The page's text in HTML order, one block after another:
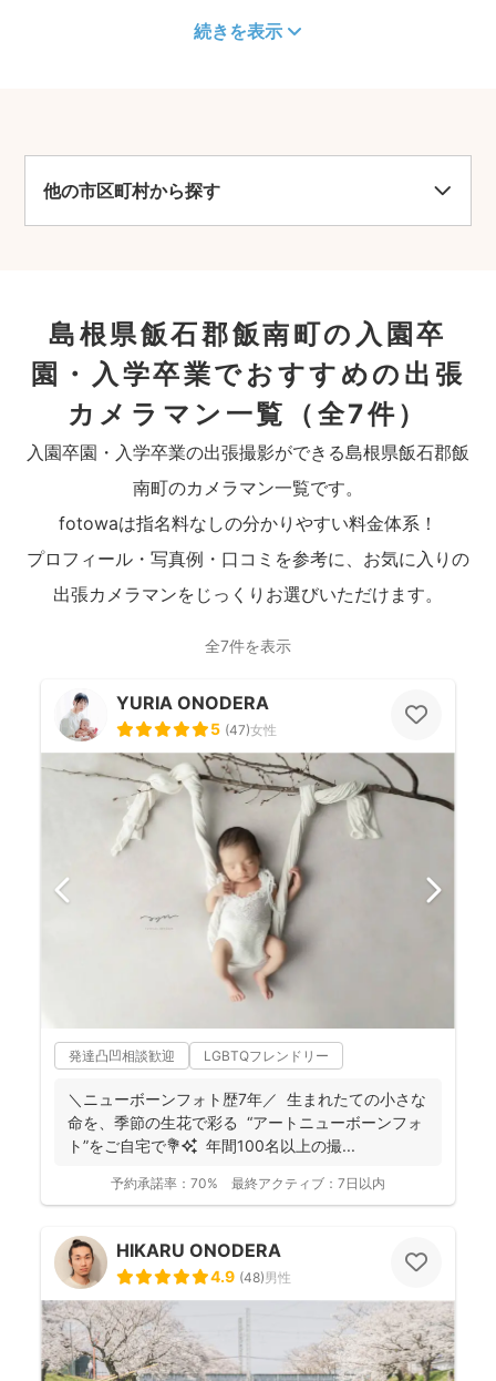
続きを表示
他の市区町村から探す
島根県飯石郡飯南町の入園卒
園・入学卒業でおすすめの出張
カメラマン一覧
（全7件）
入園卒園・入学卒業の出張撮影ができる島根県飯石郡飯
南町のカメラマン一覧です。
fotowaは指名料なしの分かりやすい料金体系！
プロフィール・写真例・口コミを参考に、お気に入りの
出張カメラマンをじっくりお選びいただけます。
全7件を表示
YURIA ONODERA
5 (47)女性
発達凸凹相談歓迎 LGBTQフレンドリー
＼ニューボーンフォト歴7年／ 生まれたての小さな
命を、季節の生花で彩る “アートニューボーンフォ
ト”をご自宅で💐✨ 年間100名以上の撮...
予約承諾率： 70% 最終アクティブ： 7日以内
HIKARU ONODERA
4.9 (48)男性